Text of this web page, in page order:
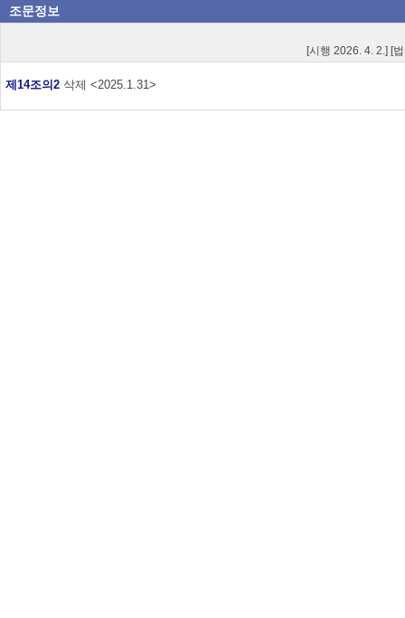
조문정보
[시행 2026. 4. 2.] [
제14조의2 삭제 <2025.1.31>